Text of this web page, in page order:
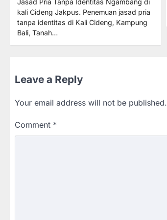
Jasad Pria Tanpa Identitas Ngambang di
kali Cideng Jakpus. Penemuan jasad pria
tanpa identitas di Kali Cideng, Kampung
Bali, Tanah…
Leave a Reply
Your email address will not be published.
Comment *